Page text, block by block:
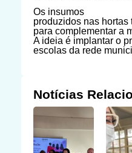
Os insumos
produzidos nas
para complementar a
A ideia é implantar o
escolas da rede
Notícias